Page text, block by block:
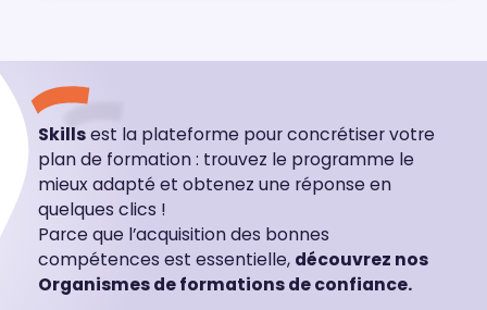
Skillsest la plateforme pour concrétiser votre
plan de formation : trouvez le programme le
mieux adapté et obtenez une réponse en
quelques clics !
Parce que l’acquisition des bonnes
compétences est essentielle, découvrez nos
Organismes de formations de confiance.